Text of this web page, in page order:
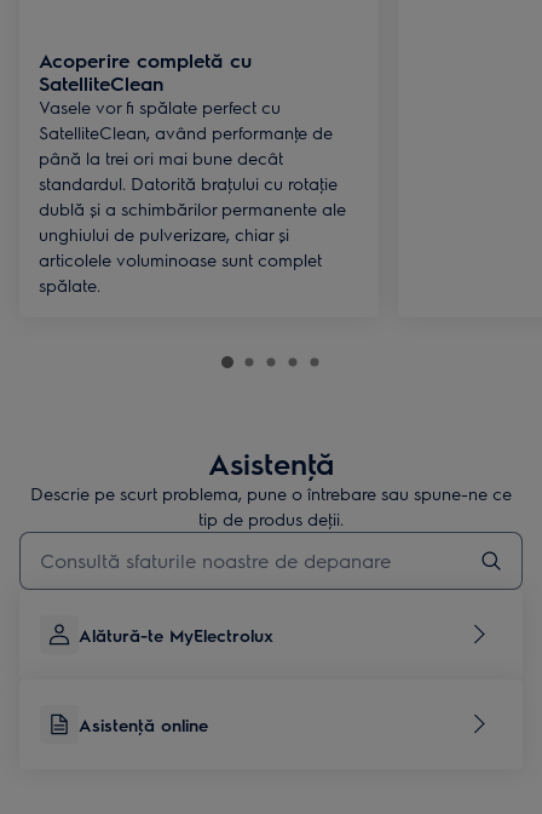
Acoperire completă cu
SatelliteClean
Vasele vor fi spălate perfect cu
SatelliteClean, având performanţe de
până la trei ori mai bune decât
standardul. Datorită braţului cu rotaţie
dublă și a schimbărilor permanente ale
unghiului de pulverizare, chiar și
articolele voluminoase sunt complet
spălate.
Asistenţă
Descrie pe scurt problema, pune o întrebare sau spune-ne ce
tip de produs deţii.
Type to search for support articles
Alătură-te MyElectrolux
Asistenţă online